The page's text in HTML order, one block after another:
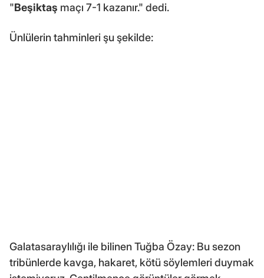
"Beşiktaş maçı 7-1 kazanır." dedi.
Ünlülerin tahminleri şu şekilde:
Galatasaraylılığı ile bilinen Tuğba Özay: Bu sezon
tribünlerde kavga, hakaret, kötü söylemleri duymak